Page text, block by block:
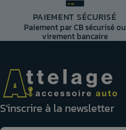
PAIEMENT SÉCURISÉ
Paiement par CB sécurisé ou
virement bancaire
S'inscrire à la newsletter